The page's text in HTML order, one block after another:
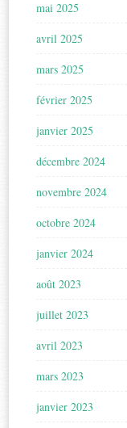
mai 2025
avril 2025
mars 2025
février 2025
janvier 2025
décembre 2024
novembre 2024
octobre 2024
janvier 2024
août 2023
juillet 2023
avril 2023
mars 2023
janvier 2023